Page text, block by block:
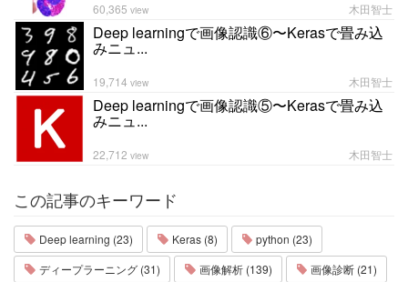
木田智士
60,365 view
Deep learningで画像認識⑥〜Kerasで畳み込
みニュ...
木田智士
19,714 view
Deep learningで画像認識⑤〜Kerasで畳み込
みニュ...
木田智士
22,712 view
この記事のキーワード
Deep learning (23) Keras (8)
python (23)
ディープラーニング (31)
画像解析 (139)
画像診断 (21)